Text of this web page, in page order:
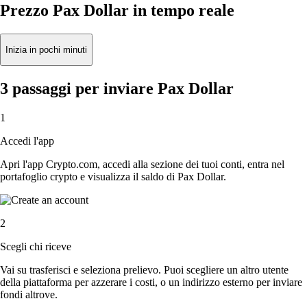
Prezzo Pax Dollar in tempo reale
Inizia in pochi minuti
3 passaggi per inviare Pax Dollar
1
Accedi l'app
Apri l'app Crypto.com, accedi alla sezione dei tuoi conti, entra nel
portafoglio crypto e visualizza il saldo di Pax Dollar.
2
Scegli chi riceve
Vai su trasferisci e seleziona prelievo. Puoi scegliere un altro utente
della piattaforma per azzerare i costi, o un indirizzo esterno per inviare
fondi altrove.